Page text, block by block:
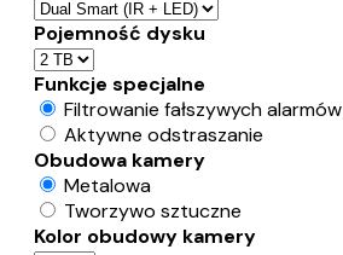
Pojemność dysku
Funkcje specjalne
Filtrowanie fałszywych alarmów
Aktywne odstraszanie
Obudowa kamery
Metalowa
Tworzywo sztuczne
Kolor obudowy kamery